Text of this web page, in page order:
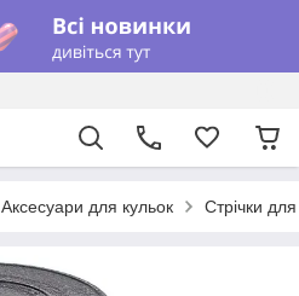
Аксесуари для кульок Стрічки